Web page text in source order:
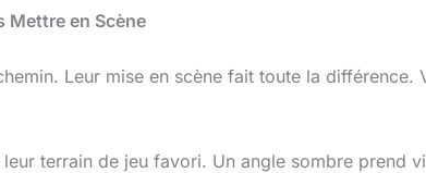
Mettre en Scène
Leur mise en scène fait toute la
leur terrain de jeu favori. Un angle sombre prend